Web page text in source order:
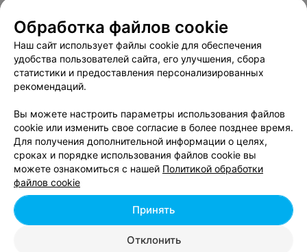
Все адреса
Ещё 1 адрес
СТУДИЯ ЙОГИ
На проспекте
Минск, пр-т Независимости, 113 до 22:00
Обработка файлов cookie
Наш сайт использует файлы cookie для обеспечения
удобства пользователей сайта, его улучшения, сбора
статистики и предоставления персонализированных
рекомендаций.
Вы можете настроить параметры использования файлов
cookie или изменить свое согласие в более позднее время.
Для получения дополнительной информации о целях,
сроках и порядке использования файлов cookie вы
можете ознакомиться с нашей Политикой обработки
файлов cookie
Отклонить
Принять